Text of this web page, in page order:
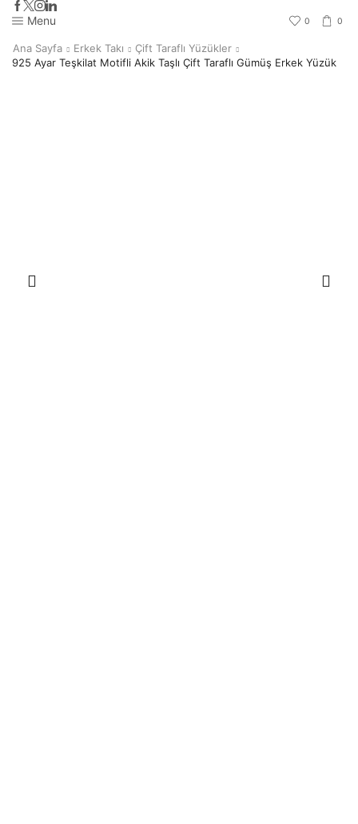
Menu 0 0
Ana Sayfa Erkek Takı
Çift Taraflı Yüzükler
925 Ayar Teşkilat Motifli Akik Taşlı Çift Taraflı Gümüş Erkek Yüzük